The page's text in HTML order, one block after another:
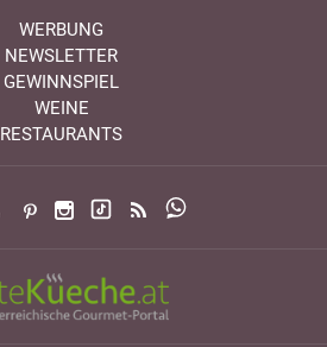
WERBUNG
NEWSLETTER
GEWINNSPIEL
WEINE
RESTAURANTS